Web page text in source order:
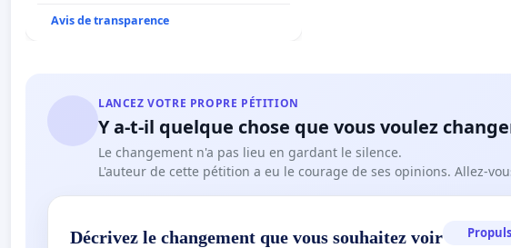
Avis de transparence
LANCEZ VOTRE PROPRE PÉTITION
Y a-t-il quelque chose que vous voulez
Le changement n'a pas lieu en gardant le silence.
L'auteur de cette pétition a eu le courage de ses opinions. Allez-
Décrivez le changement que vous souhaitez voir